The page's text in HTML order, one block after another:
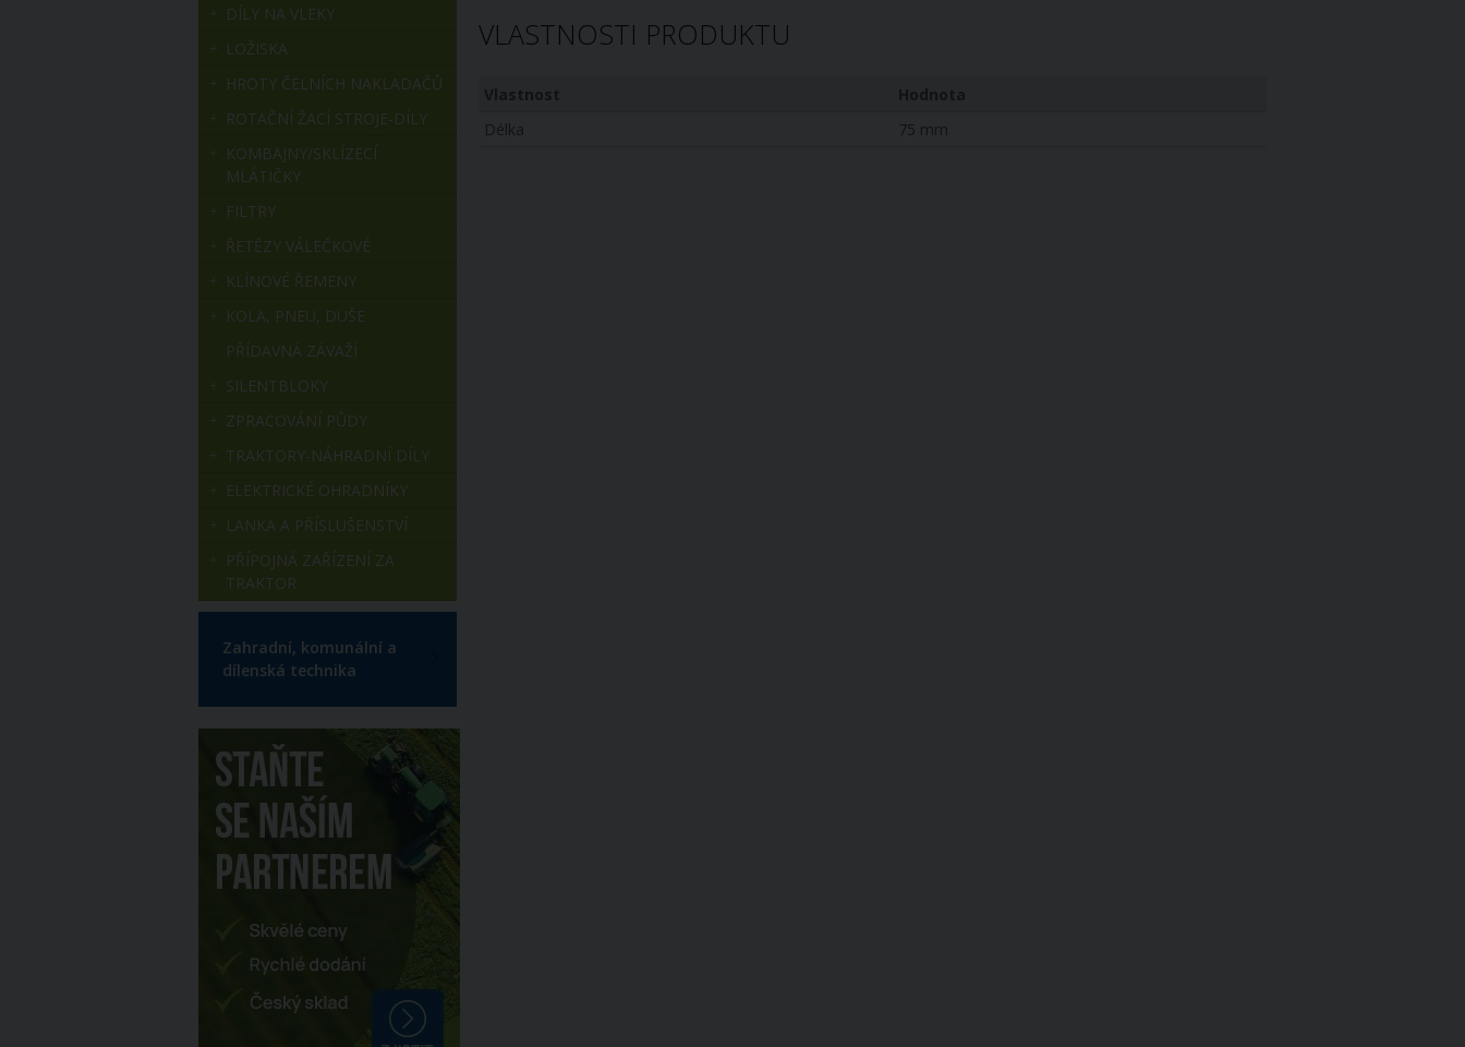
VLASTNOSTI PRODUKTU
Délka
75 mm
DÍLY NA VLEKY
LOŽISKA
HROTY ČELNÍCH NAKLADAČŮ
ROTAČNÍ ŽACÍ STROJE-DÍLY
KOMBAJNY/SKLÍZECÍ
MLÁTIČKY
FILTRY
ŘETĚZY VÁLEČKOVÉ
KLÍNOVÉ ŘEMENY
KOLA, PNEU, DUŠE
PŘÍDAVNÁ ZÁVAŽÍ
SILENTBLOKY
ZPRACOVÁNÍ PŮDY
TRAKTORY-NÁHRADNÍ DÍLY
ELEKTRICKÉ OHRADNÍKY
LANKA A PŘÍSLUŠENSTVÍ
PŘÍPOJNÁ ZAŘÍZENÍ ZA
TRAKTOR
Zahradní, komunální a
dílenská technika